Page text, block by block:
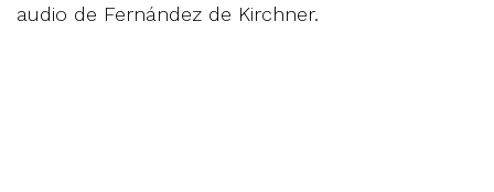
audio de Fernández de Kirchner.